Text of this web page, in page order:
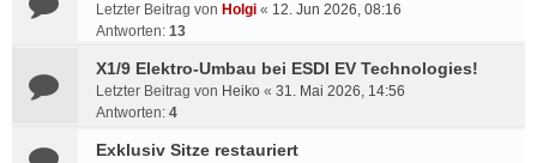
Letzter Beitrag von Holgi « 12. Jun 2026, 08:16
Antworten: 13
X1/9 Elektro-Umbau bei ESDI EV Technologies!
Letzter Beitrag von Heiko « 31. Mai 2026, 14:56
Antworten: 4
Exklusiv Sitze restauriert